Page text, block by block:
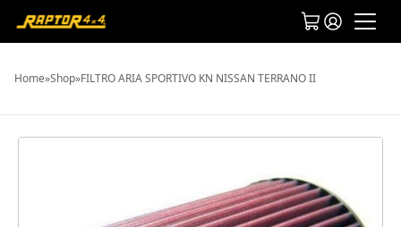
Home»Shop»FILTRO ARIA SPORTIVO KN NISSAN TERRANO II